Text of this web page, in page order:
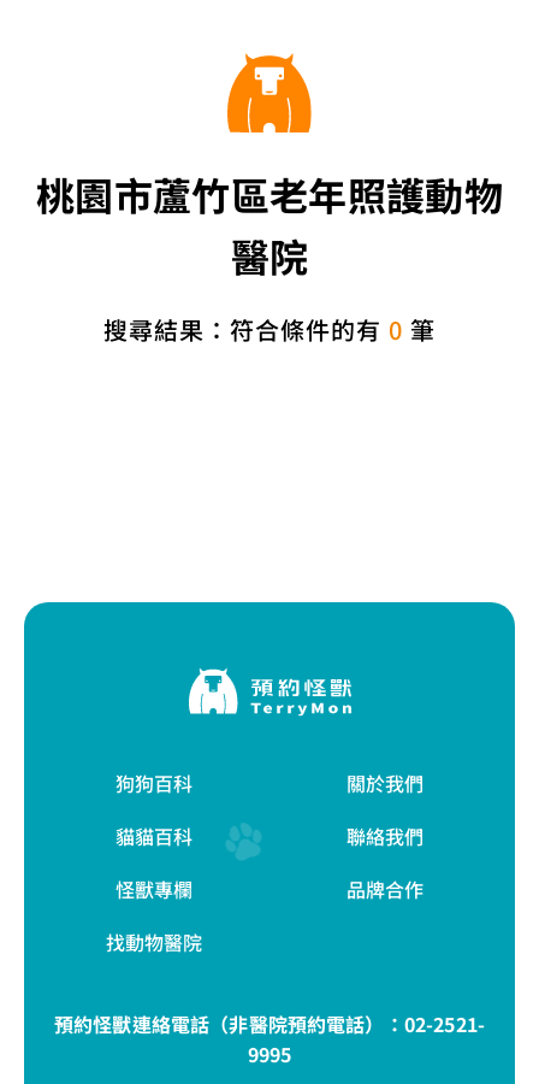
桃園市蘆竹區老年照護動物
醫院
搜尋結果：符合條件的有 0 筆
狗狗百科
貓貓百科
怪獸專欄
找動物醫院
關於我們
聯絡我們
品牌合作
預約怪獸連絡電話（非醫院預約電話）： 02-2521-
9995